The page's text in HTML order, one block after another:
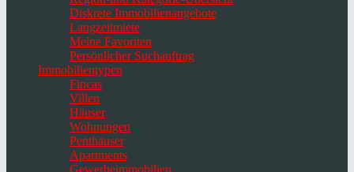
Diskrete Immobilienangebote
Langzeitmiete
Meine Favoriten
Persönlicher Suchauftrag
Immobilientypen
Fincas
Villen
Häuser
Wohnungen
Penthäuser
Apartments
Gewerbeimmobilien